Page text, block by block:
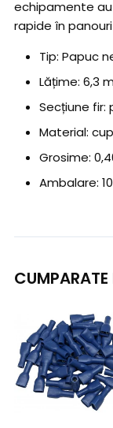
echipamente
rapide în
Tip: Papuc
Lățime: 6,3
Secțiune fir:
Material:
Grosime:
Ambalare:
CUMPARATE